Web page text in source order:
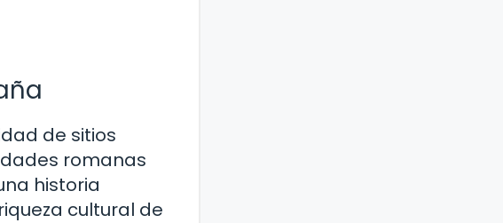
de sitios
romanas
historia
cultural de